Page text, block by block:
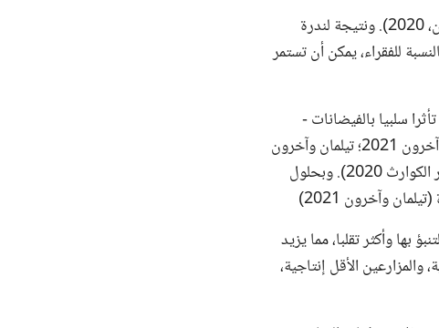
على مدى العشرين عاما الماضية، تأثر 1،43 مليار شخص سلبا بالجفاف (براودر وآخرون، 2020). ونتيجة لندرة
أن تشهد انخفاضا يصل إلى 6٪ في النمو (البنك الدولي 2016)؛ وبالنسبة للفقراء، يمكن أن تستمر
مستوى العالم تأثرا سلبيا بالفيضانات -
بزيادة قدرها 24% من الأشخاص المعرضين للكوارث مقارنة بالعقود السابقة (براودر وآخرون 2021؛ تيلمان وآخرون
2021؛ مركز أبحاث الأوبئة الناجمة عن الكوارث ومكتب الأمم المتحدة للحد من مخاطر الكوارث 2020). وبحلول
بها وأكثر تقلبا، مما يزيد
الأقل إنتاجية،